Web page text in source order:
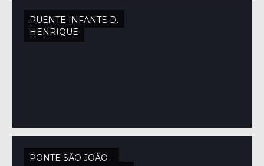
PUENTE INFANTE D.
HENRIQUE
PONTE SÃO JOÃO -